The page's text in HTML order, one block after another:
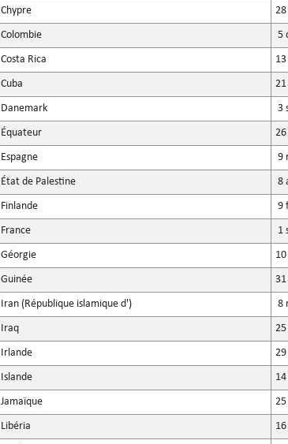
Chypre 28
Colombie 5
Costa Rica
Cuba 21
Danemark 3
Équateur 26
Espagne 9
État de Palestine 8
Finlande 9
France 1
Géorgie
Guinée
Iran (République islamique d') 8
Iraq
Irlande 29
Islande
Jamaïque 25
Libéria